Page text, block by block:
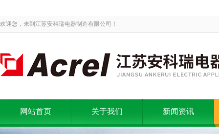
欢迎您，来到江苏安科瑞电器制造有限公司！
网站首页 关于我们 新闻资讯